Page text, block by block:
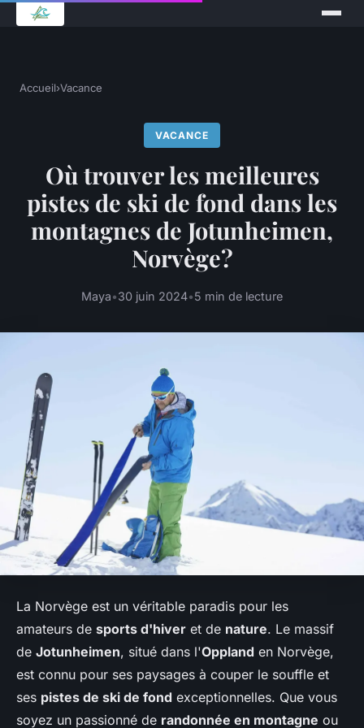
Accueil›Vacance
VACANCE
Où trouver les meilleures
pistes de ski de fond dans les
montagnes de Jotunheimen,
Norvège?
Maya•30 juin 2024•5 min de lecture
La Norvège est un véritable paradis pour les
amateurs de sports d'hiver et de nature. Le massif
de Jotunheimen, situé dans l'Oppland en Norvège,
est connu pour ses paysages à couper le souffle et
ses pistes de ski de fond exceptionnelles. Que vous
soyez un passionné de randonnée en montagne ou